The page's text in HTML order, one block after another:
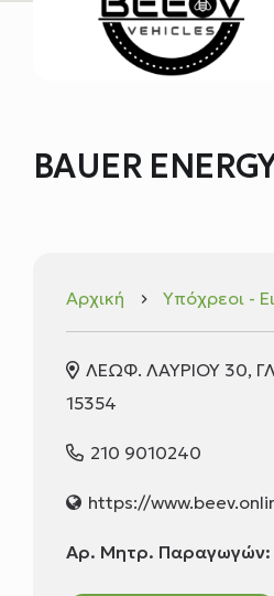
BAUER
Αρχική keyboard_arrow_right Υπόχρεοι -
ΛΕΩΦ. ΛΑΥΡΙΟΥ 30,
15354
210 9010240
https://
Αρ. Μητρ. Παραγωγών: